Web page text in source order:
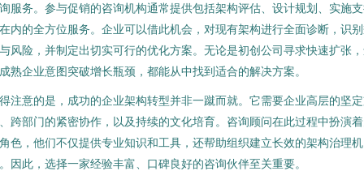
服务。参与促销的咨询机构通常提供包括架构评估、设计规划、实施
内的全方位服务。企业可以借此机会，对现有架构进行全面诊断，识
风险，并制定出切实可行的优化方案。无论是初创公司寻求快速扩张
熟企业意图突破增长瓶颈，都能从中找到适合的解决方案。
注意的是，成功的企业架构转型并非一蹴而就。它需要企业高层的坚
跨部门的紧密协作，以及持续的文化培育。咨询顾问在此过程中扮演
色，他们不仅提供专业知识和工具，还帮助组织建立长效的架构治理机
因此，选择一家经验丰富、口碑良好的咨询伙伴至关重要。